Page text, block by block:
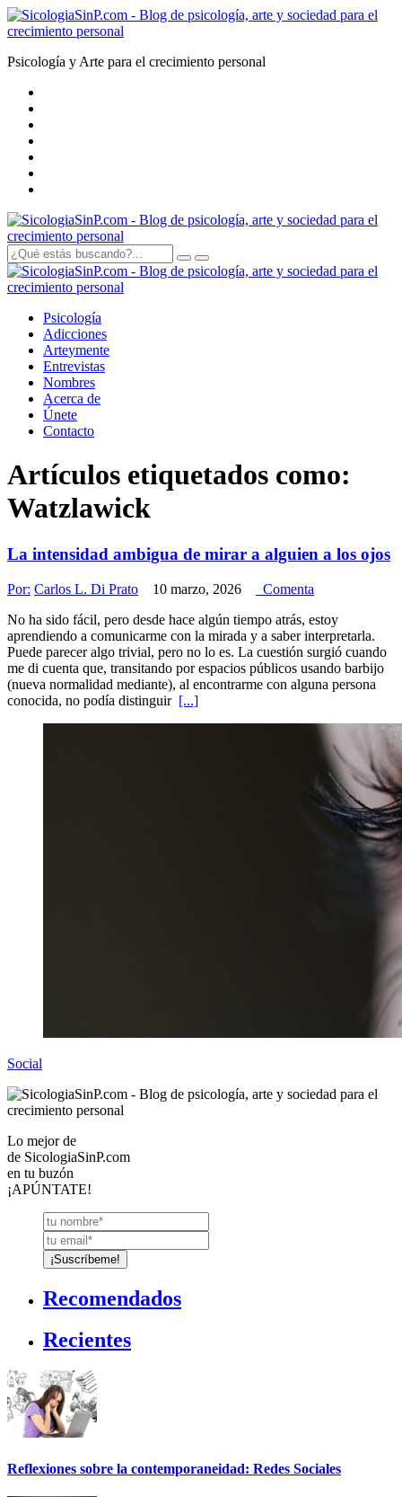
Psicología y Arte para el crecimiento personal
Psicología
Adicciones
Arteymente
Entrevistas
Nombres
Acerca de
Únete
Contacto
Artículos etiquetados como:
Watzlawick
La intensidad ambigua de mirar a alguien a los ojos
Por: Carlos L. Di Prato 10 marzo, 2026
Comenta
No ha sido fácil, pero desde hace algún tiempo atrás, estoy
aprendiendo a comunicarme con la mirada y a saber interpretarla.
Puede parecer algo trivial, pero no lo es. La cuestión surgió cuando
me di cuenta que, transitando por espacios públicos usando barbijo
(nueva normalidad mediante), al encontrarme con alguna persona
conocida, no podía distinguir [...]
Social
Lo mejor de
de SicologiaSinP.com
en tu buzón
¡APÚNTATE!
Recomendados
Recientes
Reflexiones sobre la contemporaneidad: Redes Sociales